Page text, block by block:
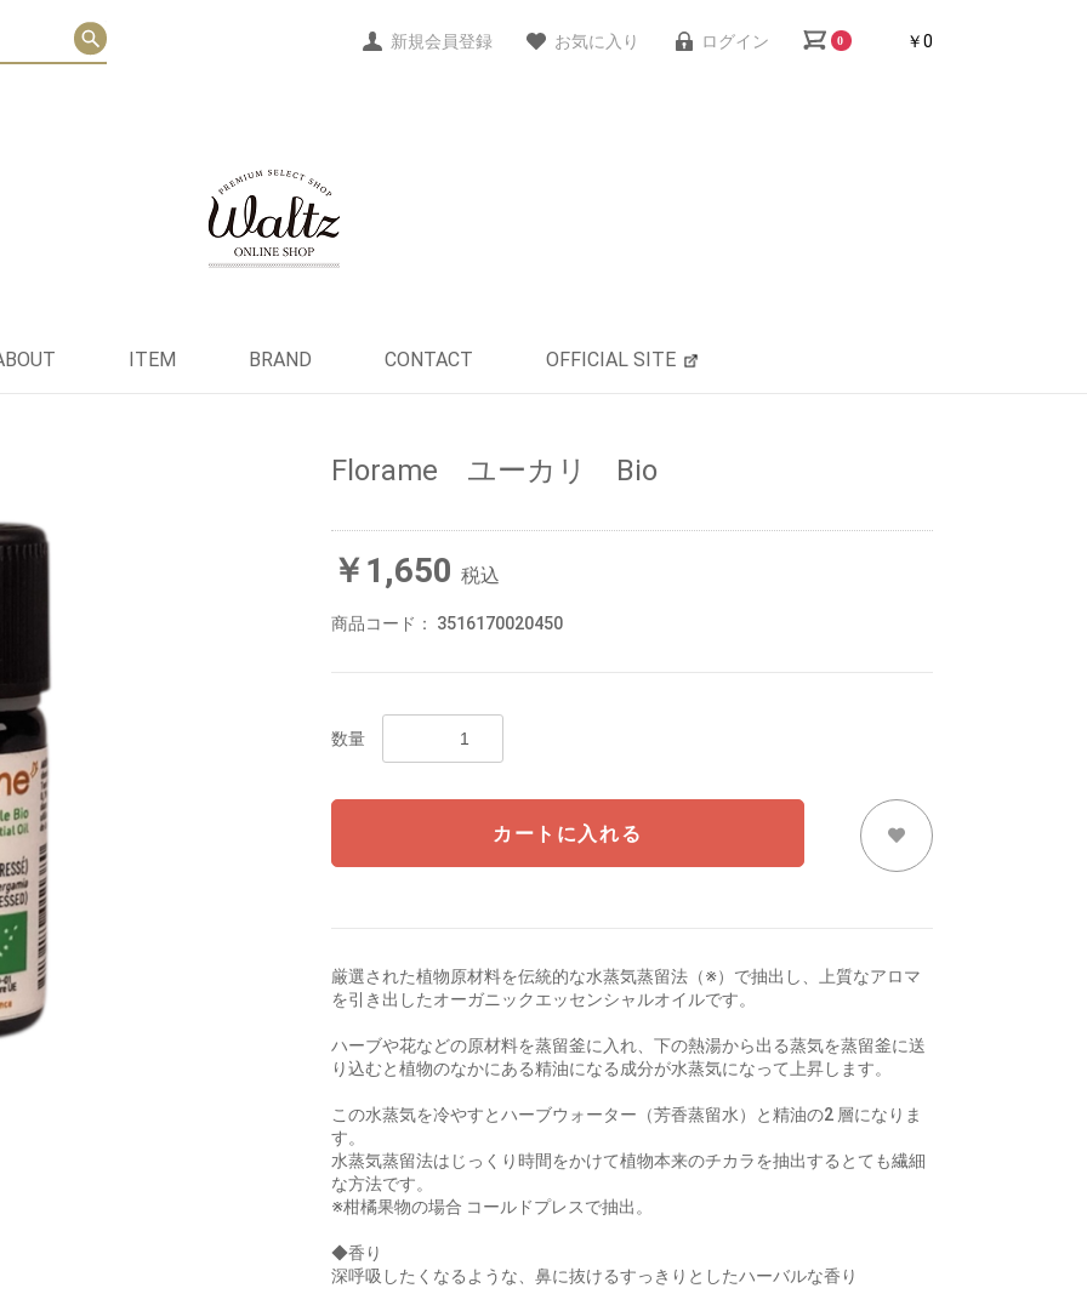
新規会員登録 お気に入り ログイン 0 ￥0
ITEM BRAND CONTACT OFFICIAL SITE
Florame ユーカリ Bio
￥1,650 税込
商品コード： 3516170020450
数量
カートに入れる
厳選された植物原材料を伝統的な水蒸気蒸留法（※）で抽出し、上質なアロマ
を引き出したオーガニックエッセンシャルオイルです。
ハーブや花などの原材料を蒸留釜に入れ、下の熱湯から出る蒸気を蒸留釜に送
り込むと植物のなかにある精油になる成分が水蒸気になって上昇します。
この水蒸気を冷やすとハーブウォーター（芳香蒸留水）と精油の2 層になりま
す。
水蒸気蒸留法はじっくり時間をかけて植物本来のチカラを抽出するとても繊細
な方法です。
※柑橘果物の場合 コールドプレスで抽出。
◆香り
深呼吸したくなるような、鼻に抜けるすっきりとしたハーバルな香り